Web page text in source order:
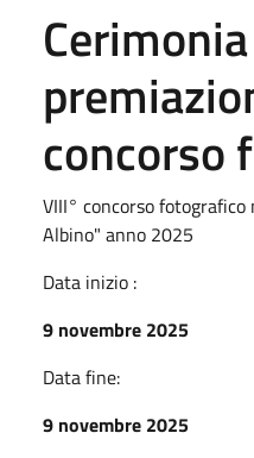
concorso
VIII° concorso
Albino" anno 2025
Data inizio :
9 novembre 2025
Data fine:
9 novembre 2025